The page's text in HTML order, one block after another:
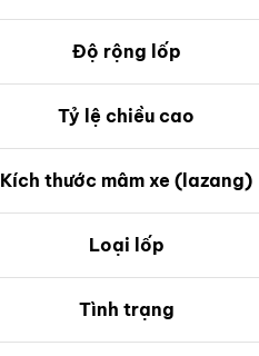
Độ rộng lốp
Tỷ lệ chiều cao
Kích thước mâm xe (lazang)
Loại lốp
Tình trạng